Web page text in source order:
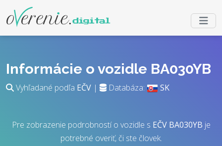
Informácie o vozidle BA030YB
Vyhľadané podľa EČV | Databáza: SK
Pre zobrazenie podrobností o vozidle s EČV BA030YB je
potrebné overiť, či ste človek.